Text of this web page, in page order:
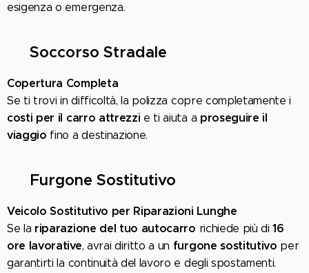
esigenza o emergenza.
Soccorso Stradale
Copertura Completa
Se ti trovi in difficoltà, la polizza copre completamente i
costi per il carro attrezzi e ti aiuta a proseguire il
viaggio fino a destinazione.
Furgone Sostitutivo
Veicolo Sostitutivo per Riparazioni Lunghe
Se la riparazione del tuo autocarro richiede più di16
ore lavorative, avrai diritto a un furgone sostitutivo per
garantirti la continuità del lavoro e degli spostamenti.